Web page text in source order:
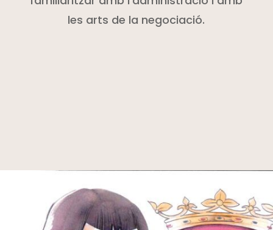
les arts de la negociació.